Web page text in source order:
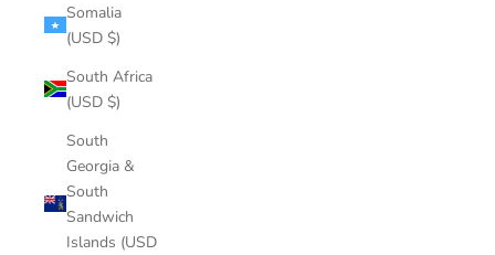
Somalia
(USD $)
South Africa
(USD $)
South
Georgia &
South
Sandwich
Islands (USD